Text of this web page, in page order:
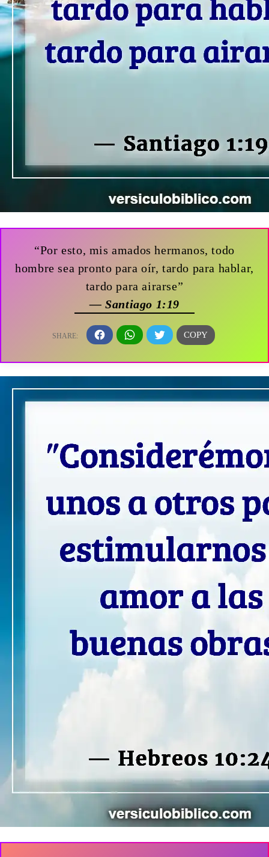
“Por esto, mis amados hermanos, todo
hombre sea pronto para oír, tardo para hablar,
tardo para airarse”
— Santiago 1:19